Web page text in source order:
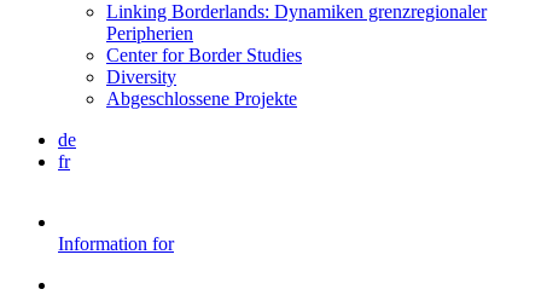
Linking Borderlands: Dynamiken grenzregionaler
Peripherien
Center for Border Studies
Diversity
Abgeschlossene Projekte
de
fr
Information for